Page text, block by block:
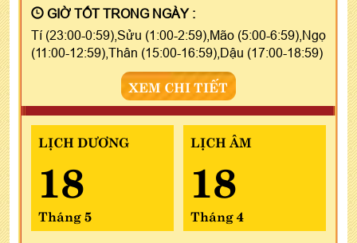
GIỜ TỐT TRONG NGÀY :
Tí (23:00-0:59),Sửu (1:00-2:59),Mão (5:00-6:59),Ngọ
(11:00-12:59),Thân (15:00-16:59),Dậu (17:00-18:59)
XEM CHI TIẾT
LỊCH DƯƠNG
18
Tháng 5
LỊCH ÂM
18
Tháng 4